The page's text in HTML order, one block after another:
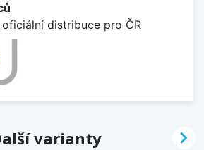
distribuce pro ČR
varianty 